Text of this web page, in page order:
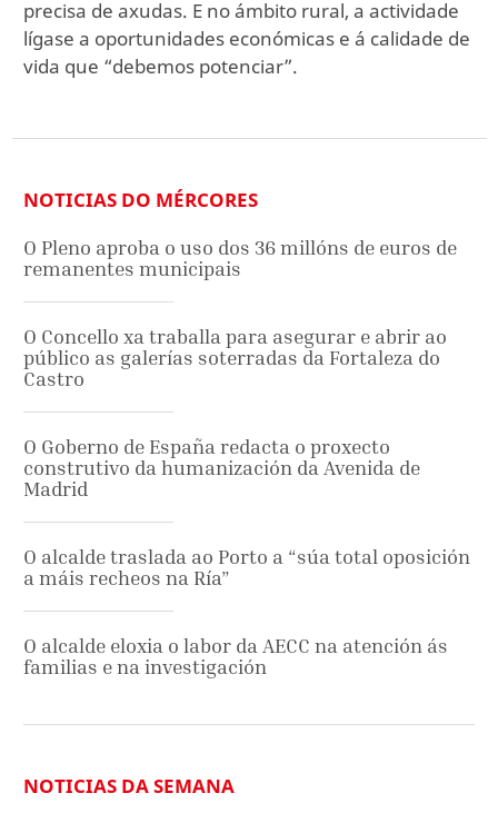
precisa de axudas. E no ámbito rural, a actividade
lígase a oportunidades económicas e á calidade de
vida que “debemos potenciar”.
NOTICIAS DO MÉRCORES
O Pleno aproba o uso dos 36 millóns de euros de
remanentes municipais
O Concello xa traballa para asegurar e abrir ao
público as galerías soterradas da Fortaleza do
Castro
O Goberno de España redacta o proxecto
construtivo da humanización da Avenida de
Madrid
O alcalde traslada ao Porto a “súa total oposición
a máis recheos na Ría”
O alcalde eloxia o labor da AECC na atención ás
familias e na investigación
NOTICIAS DA SEMANA